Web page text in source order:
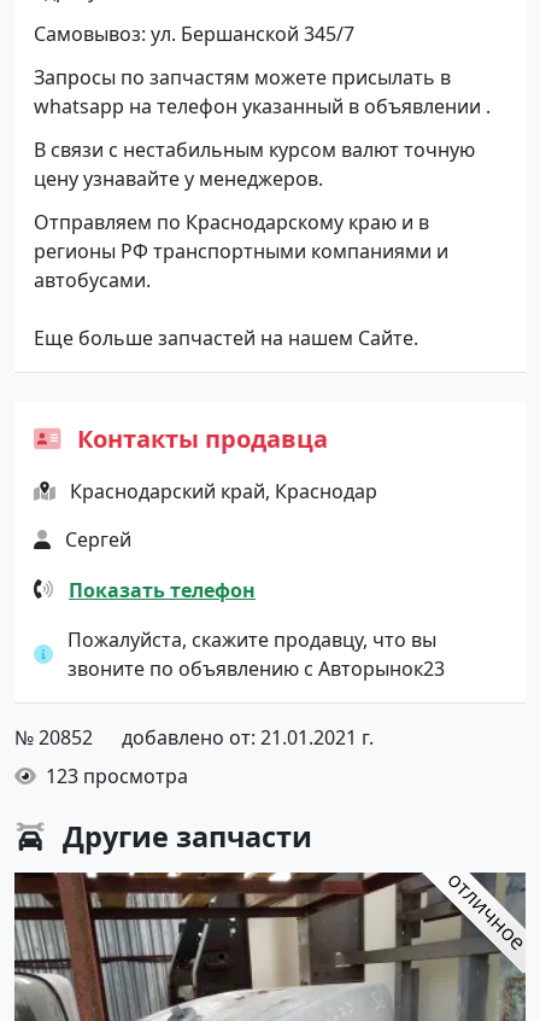
Самовывоз: ул. Бершанской 345/7
Запросы по запчастям можете присылать в
whatsapp на телефон указанный в объявлении .
В связи с нестабильным курсом валют точную
цену узнавайте у менеджеров.
Отправляем по Краснодарскому краю и в
регионы РФ транспортными компаниями и
автобусами.
Еще больше запчастей на нашем Сайте.
Контакты продавца
Краснодарский край, Краснодар
Сергей
Показать телефон
Пожалуйста, скажите продавцу, что вы
звоните по объявлению с Авторынок23
№ 20852
добавлено от: 21.01.2021 г.
123 просмотра
Другие запчасти